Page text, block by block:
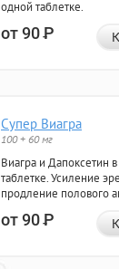
одной таблетке.
от 90Р
Супер Виагра
100 + 60 мг
Виагра и Дапоксетин
таблетке. Усиление
продление полового
от 90Р